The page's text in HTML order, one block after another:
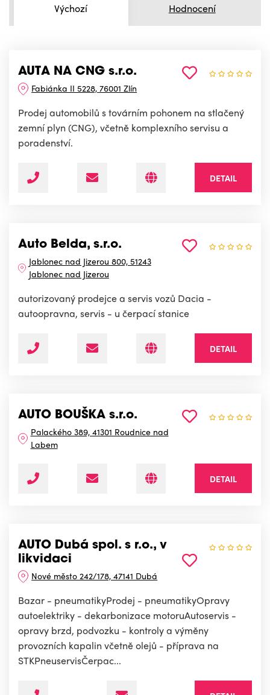
Výchozí Hodnocení
AUTA NA CNG s.r.o.
Fabiánka II 5228, 76001 Zlín
Prodej automobilů s továrním pohonem na stlačený
zemní plyn (CNG), včetně komplexního servisu a
poradenství.
DETAIL
Auto Belda, s.r.o.
Jablonec nad Jizerou 800, 51243
Jablonec nad Jizerou
autorizovaný prodejce a servis vozů Dacia -
autoopravna, servis - u čerpací stanice
DETAIL
AUTO BOUŠKA s.r.o.
Palackého 389, 41301 Roudnice nad
Labem
DETAIL
AUTO Dubá spol. s r.o., v
likvidaci
Nové město 242/178, 47141 Dubá
Bazar - pneumatikyProdej - pneumatikyOpravy
autoelektriky - dekarbonizace motoruAutoservis -
opravy brzd, podvozku - kontroly a výměny
provozních kapalin včetně olejů - příprava na
STKPneuservisČerpac...